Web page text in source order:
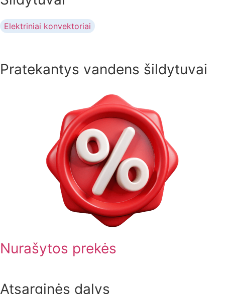
Elektriniai konvektoriai
Pratekantys vandens šildytuvai
Nurašytos prekės
Atsarginės dalys